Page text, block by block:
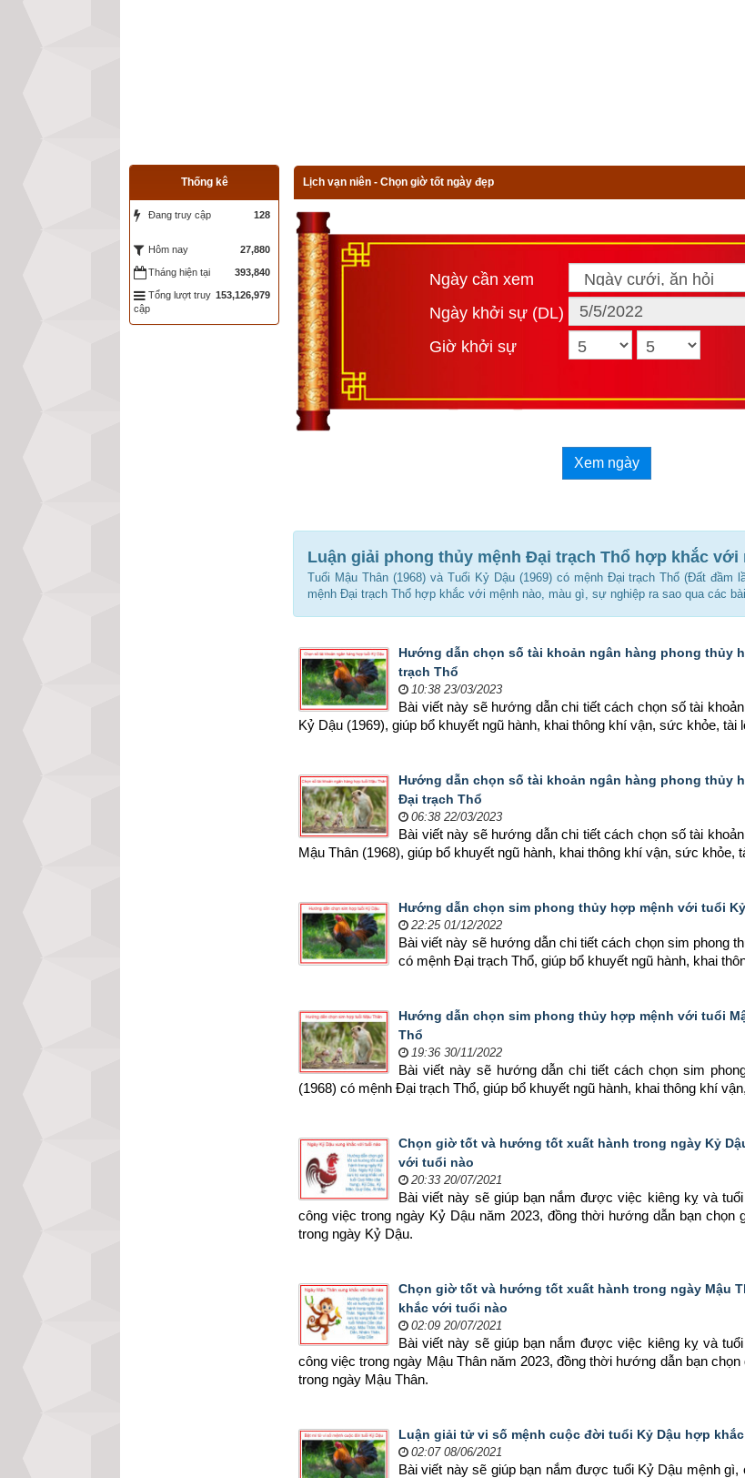
Lịch vạn niên - Chọn giờ tốt ngày đẹp
Ngày cần xem
Ngày khởi sự (DL)
Giờ khởi sự
Xem ngày
Luận giải phong thủy mệnh Đại trạch Thổ hợp khắc với
Tuổi Mậu Thân (1968) và Tuổi Kỷ Dậu (1969) có mệnh Đại trạch Thổ (Đất đầm
mệnh Đại trạch Thổ hợp khắc với mệnh nào, màu gì, sự nghiệp ra sao qua các
Hướng dẫn chọn số tài khoản ngân hàng phong thủy
trạch Thổ
10:38 23/03/2023
Bài viết này sẽ hướng dẫn chi tiết cách chọn số tài
Kỷ Dậu (1969), giúp bổ khuyết ngũ hành, khai thông khí vận, sức khỏe, tài
Hướng dẫn chọn số tài khoản ngân hàng phong thủy
Đại trạch Thổ
06:38 22/03/2023
Bài viết này sẽ hướng dẫn chi tiết cách chọn số tài
Mậu Thân (1968), giúp bổ khuyết ngũ hành, khai thông khí vận, sức khỏe,
Hướng dẫn chọn sim phong thủy hợp mệnh với tuổi
22:25 01/12/2022
Bài viết này sẽ hướng dẫn chi tiết cách chọn sim phong
có mệnh Đại trạch Thổ, giúp bổ khuyết ngũ hành, khai
Hướng dẫn chọn sim phong thủy hợp mệnh với tuổi
Thổ
19:36 30/11/2022
Bài viết này sẽ hướng dẫn chi tiết cách chọn sim
(1968) có mệnh Đại trạch Thổ, giúp bổ khuyết ngũ hành, khai thông khí
Chọn giờ tốt và hướng tốt xuất hành trong ngày Kỷ
với tuổi nào
20:33 20/07/2021
Bài viết này sẽ giúp bạn nắm được việc kiêng kỵ và
công việc trong ngày Kỷ Dậu năm 2023, đồng thời hướng dẫn bạn chọn
trong ngày Kỷ Dậu.
Chọn giờ tốt và hướng tốt xuất hành trong ngày Mậu
khắc với tuổi nào
02:09 20/07/2021
Bài viết này sẽ giúp bạn nắm được việc kiêng kỵ và
công việc trong ngày Mậu Thân năm 2023, đồng thời hướng dẫn bạn chọn
trong ngày Mậu Thân.
Luận giải tử vi số mệnh cuộc đời tuổi Kỷ Dậu hợp
02:07 08/06/2021
Bài viết này sẽ giúp bạn nắm được tuổi Kỷ Dậu mệnh gì,
Thống kê
Đang truy cập 128
Hôm nay 27,880
Tháng hiện tại 393,840
Tổng lượt truy
cập
153,126,979